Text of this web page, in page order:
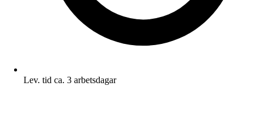
Lev. tid ca. 3 arbetsdagar